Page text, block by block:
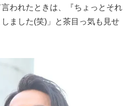
われたときは、『ちょっとそれ
ました(笑)」と茶目っ気も見せ